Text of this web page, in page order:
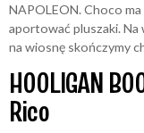
NAPOLEON. Choco
aportować pluszaki. Na
na wiosnę skończymy
HOOLIGAN
Rico